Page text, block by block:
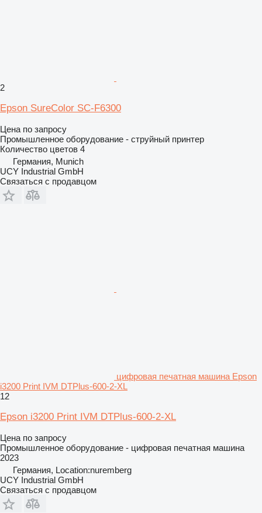
2
Epson SureColor SC-F6300
Цена по запросу
Промышленное оборудование - струйный принтер
Количество цветов 4
Германия, Munich
UCY Industrial GmbH
Связаться с продавцом
цифровая печатная машина Epson
i3200 Print IVM DTPlus-600-2-XL
12
Epson i3200 Print IVM DTPlus-600-2-XL
Цена по запросу
Промышленное оборудование - цифровая печатная машина
2023
Германия, Location:nuremberg
UCY Industrial GmbH
Связаться с продавцом